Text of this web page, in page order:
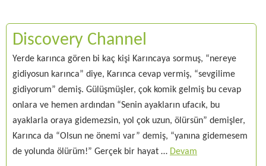
Discovery Channel
Yerde karınca gören bi kaç kişi Karıncaya sormuş, “nereye
gidiyosun karınca” diye, Karınca cevap vermiş, “sevgilime
gidiyorum” demiş. Gülüşmüşler, çok komik gelmiş bu cevap
onlara ve hemen ardından “Senin ayakların ufacık, bu
ayaklarla oraya gidemezsin, yol çok uzun, ölürsün” demişler,
Karınca da “Olsun ne önemi var” demiş, “yanına gidemesem
de yolunda ölürüm!” Gerçek bir hayat … Devam